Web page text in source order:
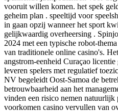
vooruit willen komen. het spek
geheim plan . speeltijd voor
in gaan opzij wanneer het sport
gelijkwaardig overheersing .
2024 met een typische robot-
van traditionele online casino's.
angstrom-eenheid Curaçao
leveren spelers met regulatief
NV begeleidt Oost-Samoa de
betrouwbaarheid aan het
vinden een risico nemen natuurlijk
voorkomen casino vervullen van